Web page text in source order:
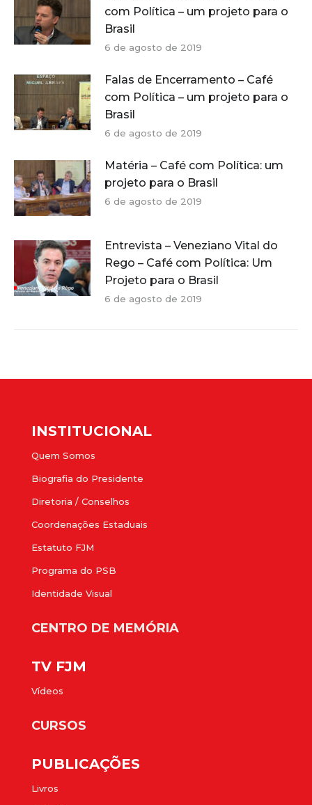
com Política – um projeto para o
Brasil
6 de agosto de 2019
Falas de Encerramento – Café
com Política – um projeto para o
Brasil
6 de agosto de 2019
Matéria – Café com Política: um
projeto para o Brasil
6 de agosto de 2019
Entrevista – Veneziano Vital do
Rego – Café com Política: Um
Projeto para o Brasil
6 de agosto de 2019
INSTITUCIONAL
Quem Somos
Biografia do Presidente
Diretoria / Conselhos
Coordenações Estaduais
Estatuto FJM
Programa do PSB
Identidade Visual
CENTRO DE MEMÓRIA
TV FJM
Vídeos
CURSOS
PUBLICAÇÕES
Livros